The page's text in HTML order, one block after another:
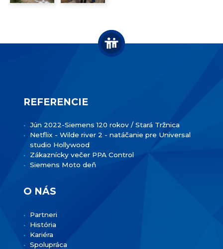
REFERENCIE
Jún 2022-Siemens 120 rokov / Stará Tržnica
Netflix - Wilde river 2 - natáčanie pre Universal
studio Hollywood
Zákaznícky večer PPA Control
Siemens Moto deň
O NÁS
Partneri
História
Kariéra
Spolupráca